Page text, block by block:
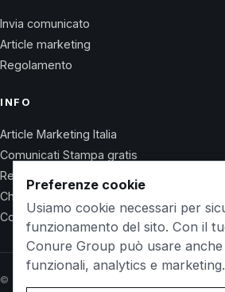
Invia comunicato
Article marketing
Regolamento
INFO
Article Marketing Italia
Comunicati Stampa gratis
Regolamento
Chi Siamo
Contatti
© 2026 Wet Life News · The Conure Group
Preferenze cookie
Usiamo cookie necessari per
funzionamento del sito. Con il
Conure Group può usare
funzionali, analytics e marketing.